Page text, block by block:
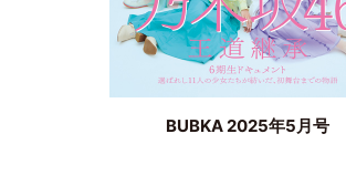
BUBKA 2025年5月号